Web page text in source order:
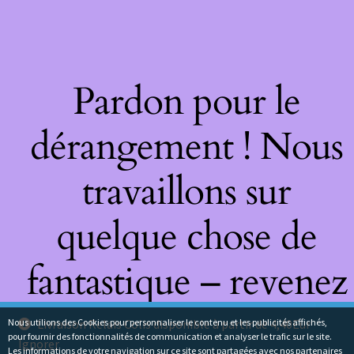
Livraison Relais Colis disponible à partir de 4,40Eur
Ignorer
Pardon pour le
dérangement ! Nous
travaillons sur
quelque chose de
fantastique – revenez
bientôt !
Nous utilions des Cookies pour personnaliser le contenu et les publicités affichés,
pour fournir des fonctionnalités de communication et analyser le trafic sur le site.
Les informations de votre navigation sur ce site sont partagées avec nos partenaires